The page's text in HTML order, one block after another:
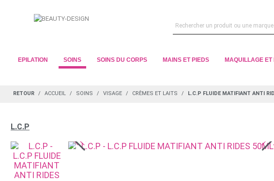
EPILATION SOINS SOINS DU CORPS MAINS ET PIEDS MAQUILLAGE ET
RETOUR ACCUEIL SOINS VISAGE CRÈMES ET LAITS L.C.P FLUIDE MATIFIANT ANTI
L.C.P